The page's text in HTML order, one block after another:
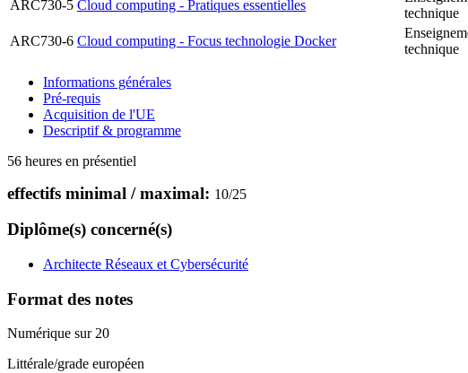
ARC730-5 Cloud computing - Pratiques essentielles
technique
ARC730-6 Cloud computing - Focus technologie Docker
technique
Informations générales
Pré-requis
Acquisition de l'UE
Descriptif & programme
56 heures en présentiel
effectifs minimal / maximal: 10/25
Diplôme(s) concerné(s)
Architecte Réseaux et Cybersécurité
Format des notes
Numérique sur 20
Littérale/grade européen